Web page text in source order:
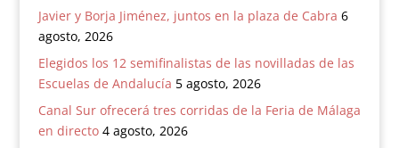
Javier y Borja Jiménez, juntos en la plaza de Cabra 6
agosto, 2026
Elegidos los 12 semifinalistas de las novilladas de las
Escuelas de Andalucía 5 agosto, 2026
Canal Sur ofrecerá tres corridas de la Feria de Málaga
en directo 4 agosto, 2026